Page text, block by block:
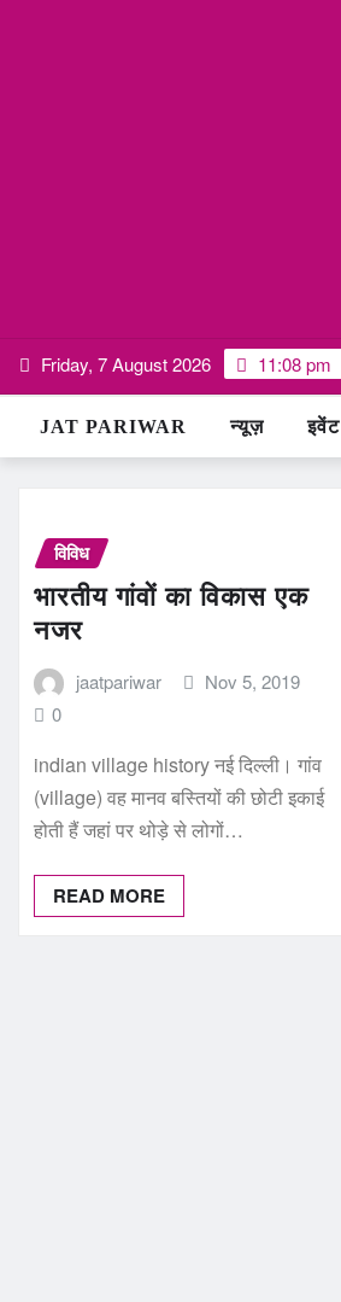
Skip
content
Friday, 7 August 2026 11:08 pm
JAT PARIWAR न्यूज़ इवेंट
विविध
भारतीय गांवों का विकास एक
नजर
jaatpariwar
Nov 5, 2019
0
indian village history नई दिल्ली। गांव
(village) वह मानव बस्तियों की छोटी इकाई
होती हैं जहां पर थोड़े से लोगों…
READ MORE